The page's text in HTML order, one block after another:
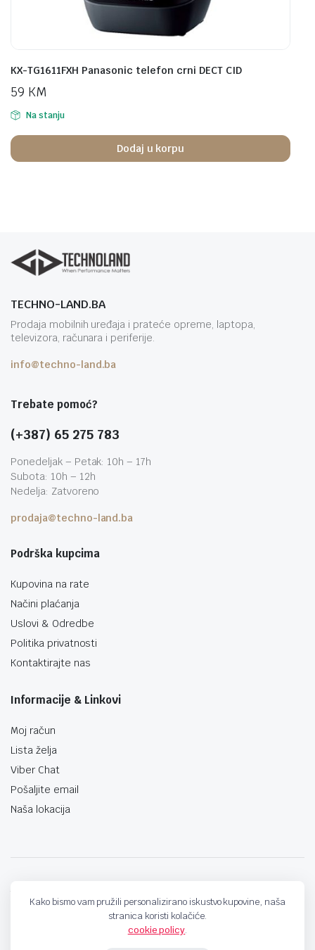
KX-TG1611FXH Panasonic telefon crni DECT CID
59 KM
Na stanju
Dodaj u korpu
TECHNO-LAND.BA
Prodaja mobilnih uređaja i prateće opreme, laptopa,
televizora, računara i periferije.
info@techno-land.ba
Trebate pomoć?
(+387) 65 275 783
Ponedeljak – Petak: 10h – 17h
Subota: 10h – 12h
Nedelja: Zatvoreno
prodaja@techno-land.ba
Podrška kupcima
Kupovina na rate
Načini plaćanja
Uslovi & Odredbe
Politika privatnosti
Kontaktirajte nas
Informacije & Linkovi
Moj račun
Lista želja
Viber Chat
Pošaljite email
Naša lokacija
Kako bismo vam pružili personalizirano iskustvo kupovine, naša
stranica koristi kolačiće.
cookie policy.